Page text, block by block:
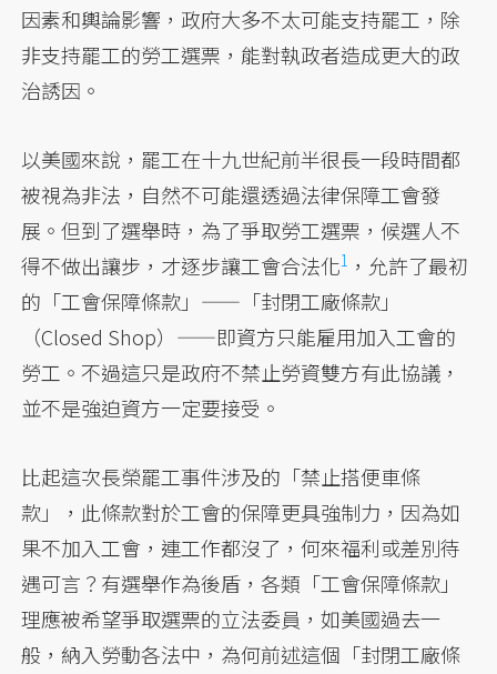
因素和輿論影響，政府大多不太可能支持罷工，除
非支持罷工的勞工選票，能對執政者造成更大的政
治誘因。
以美國來說，罷工在十九世紀前半很長一段時間都
被視為非法，自然不可能還透過法律保障工會發
展。但到了選舉時，為了爭取勞工選票，候選人不
得不做出讓步，才逐步讓工會合法化1 ，允許了最初
的「工會保障條款」——「封閉工廠條款」
（Closed Shop）——即資方只能雇用加入工會的
勞工。不過這只是政府不禁止勞資雙方有此協議，
並不是強迫資方一定要接受。
比起這次長榮罷工事件涉及的「禁止搭便車條
款」，此條款對於工會的保障更具強制力，因為如
果不加入工會，連工作都沒了，何來福利或差別待
遇可言？有選舉作為後盾，各類「工會保障條款」
理應被希望爭取選票的立法委員，如美國過去一
般，納入勞動各法中，為何前述這個「封閉工廠條